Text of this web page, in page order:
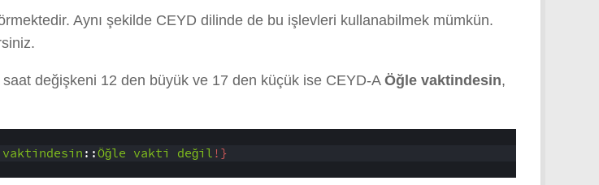
Aynı şekilde CEYD dilinde de bu işlevleri kullanabilmek mümkün.
değişkeni 12 den büyük ve 17 den küçük ise CEYD-AÖğle vaktindesin,
vaktindesin::Öğle vakti değil!}